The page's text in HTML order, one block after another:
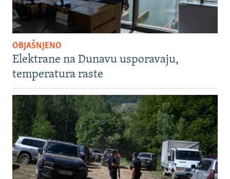
OBJAŠNJENO
Elektrane na Dunavu usporavaju,
temperatura raste